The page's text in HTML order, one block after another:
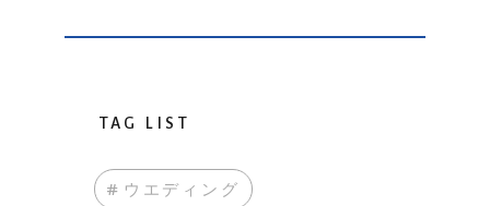
TAG LIST
#ウエディング